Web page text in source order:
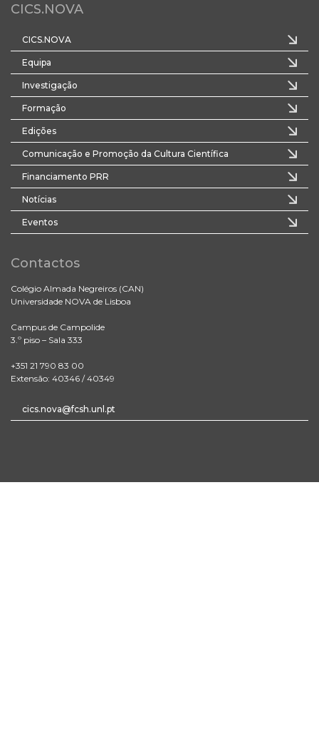
CICS.NOVA
CICS.NOVA
Equipa
Investigação
Formação
Edições
Comunicação e Promoção da Cultura Científica
Financiamento PRR
Notícias
Eventos
Contactos
Colégio Almada Negreiros (CAN)
Universidade NOVA de Lisboa
Campus de Campolide
3.º piso – Sala 333
+351 21 790 83 00
Extensão: 40346 / 40349
cics.nova@fcsh.unl.pt